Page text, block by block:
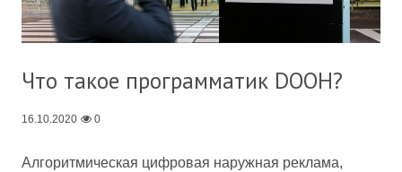
Что такое программатик DOOH?
16.10.2020 0
Алгоритмическая цифровая наружная реклама,